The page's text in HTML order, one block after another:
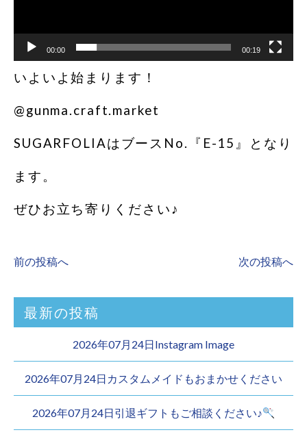
00:00 00:19
いよいよ始まります！
@gunma.craft.market
SUGARFOLIAはブースNo.『E-15』となり
ます。
ぜひお立ち寄りください♪
前の投稿へ 次の投稿へ
最新の投稿
2026年07月24日Instagram Image
2026年07月24日カスタムメイドもおまかせください︎
2026年07月24日引退ギフトもご相談ください♪